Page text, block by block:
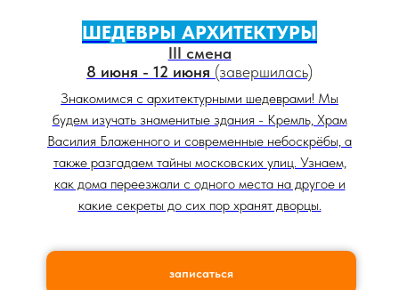
ШЕДЕВРЫ АРХИТЕКТУРЫ
III смена
8 июня - 12 июня (завершилась)
Знакомимся с архитектурными шедеврами! Мы
будем изучать знаменитые здания - Кремль, Храм
Василия Блаженного и современные небоскрёбы, а
также разгадаем тайны московских улиц. Узнаем,
как дома переезжали с одного места на другое и
какие секреты до сих пор хранят дворцы.
записаться